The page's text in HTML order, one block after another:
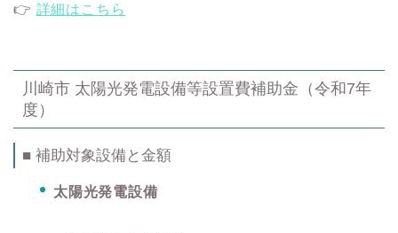
👉 詳細はこちら
川崎市 太陽光発電設備等設置費補助金（令和7年
度）
■ 補助対象設備と金額
太陽光発電設備